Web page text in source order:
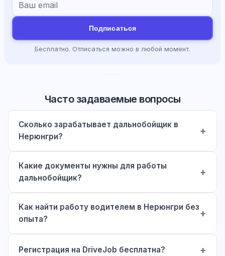
Подписаться
Бесплатно. Отписаться можно в любой момент.
Часто задаваемые вопросы
Сколько зарабатывает дальнобойщик в
Нерюнгри?
Какие документы нужны для работы
дальнобойщик?
Как найти работу водителем в Нерюнгри без
опыта?
Регистрация на DriveJob бесплатна?